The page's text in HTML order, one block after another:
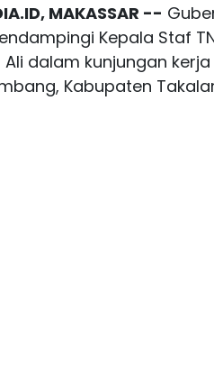
MAKASSAR --
Kepala Staf
dalam kunjungan
Kabupaten